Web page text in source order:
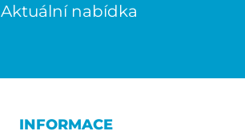
Aktuální nabídka
INFORMACE